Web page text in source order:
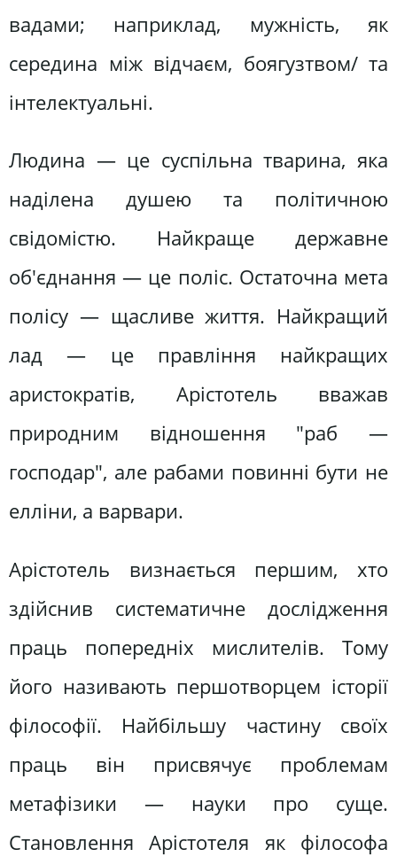
вадами; наприклад, мужність, як
середина між відчаєм, боягузтвом/ та
інтелектуальні.
Людина — це суспільна тварина, яка
наділена душею та політичною
свідомістю. Найкраще державне
об'єднання — це поліс. Остаточна мета
полісу — щасливе життя. Найкращий
лад — це правління найкращих
аристократів, Арістотель вважав
природним відношення "раб —
господар", але рабами повинні бути не
елліни, а варвари.
Арістотель визнається першим, хто
здійснив систематичне дослідження
праць попередніх мислителів. Тому
його називають першотворцем історії
філософії. Найбільшу частину своїх
праць він присвячує проблемам
метафізики — науки про суще.
Становлення Арістотеля як філософа